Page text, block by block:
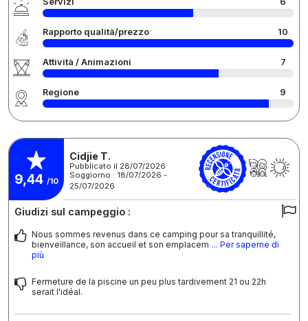
Rapporto qualità/prezzo 10
Attività / Animazioni 7
Regione 9
9,44 /10
Cidjie T.
Pubblicato il 28/07/2026
Soggiorno : 18/07/2026 -
25/07/2026
Giudizi sul campeggio :
Nous sommes revenus dans ce camping pour sa tranquillité,
bienveillance, son accueil et son emplacem ... Per saperne di
più
Fermeture de la piscine un peu plus tardivement 21 ou 22h
serait l'idéal.